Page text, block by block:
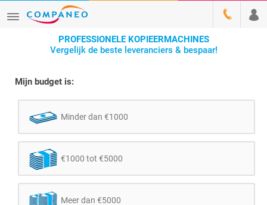
PROFESSIONELE KOPIEERMACHINES
Vergelijk de beste leveranciers & bespaar!
Mijn budget is:
Minder dan €1000
€1000 tot €5000
Meer dan €5000